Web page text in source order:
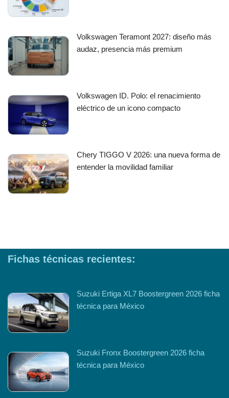
Volkswagen Teramont 2027: diseño más
audaz, presencia más premium
Volkswagen ID. Polo: el renacimiento
eléctrico de un icono compacto
Chery TIGGO V 2026: una nueva forma de
entender la movilidad familiar
Fichas técnicas recientes:
Suzuki Ertiga XL7 Boostergreen 2026 ficha
técnica para México
Suzuki Fronx Boostergreen 2026 ficha
técnica para México